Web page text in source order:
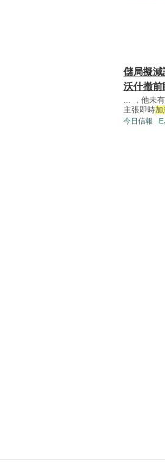
儲局擬減
沃什撤前
... ，他未
主張即時加
今日信報